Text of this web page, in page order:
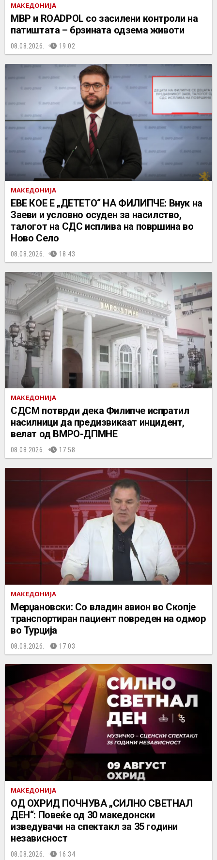
МАКЕДОНИЈА
МВР и ROADPOL со засилени контроли на
патиштата – брзината одзема животи
08.08.2026. 19:02
МАКЕДОНИЈА
ЕВЕ КОЕ Е „ДЕТЕТО“ НА ФИЛИПЧЕ: Внук на
Заеви и условно осуден за насилство,
талогот на СДС исплива на површина во
Ново Село
08.08.2026. 18:43
МАКЕДОНИЈА
СДСМ потврди дека Филипче испратил
насилници да предизвикаат инцидент,
велат од ВМРО-ДПМНЕ
08.08.2026. 17:58
МАКЕДОНИЈА
Мерџановски: Со владин авион во Скопје
транспортиран пациент повреден на одмор
во Турција
08.08.2026. 17:03
МАКЕДОНИЈА
ОД ОХРИД ПОЧНУВА „СИЛНО СВЕТНАЛ
ДЕН“: Повеќе од 30 македонски
изведувачи на спектакл за 35 години
независност
08.08.2026. 16:34